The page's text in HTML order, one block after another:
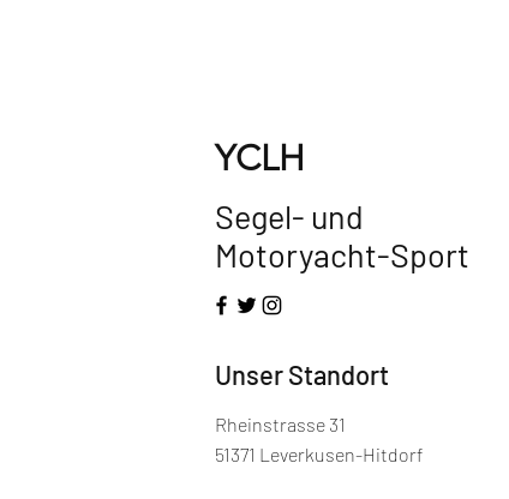
YCLH
Segel- und
Motoryacht-Sport
Unser Standort
Rheinstrasse 31
51371 Leverkusen-Hitdorf